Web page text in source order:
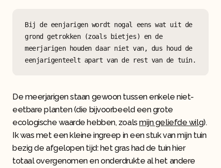
Bij de eenjarigen wordt nogal eens wat uit de
grond getrokken (zoals bietjes) en de
meerjarigen houden daar niet van, dus houd de
De meerjarigen staan gewoon tussen enkele niet-
eetbare planten (die bijvoorbeeld een grote
ecologische waarde hebben, zoalsmijn geliefde wilg).
Ik was met een kleine ingreep in een stuk van mijn tuin
bezig de afgelopen tijd: het gras had de tuin hier
totaal overgenomen en onderdrukte al het andere